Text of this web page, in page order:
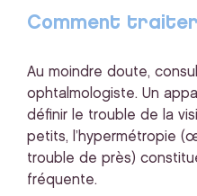
Comment
Au moindre doute,
ophtalmologiste. Un
définir le trouble de la
petits, l’hypermétropie
trouble de près)
fréquente.